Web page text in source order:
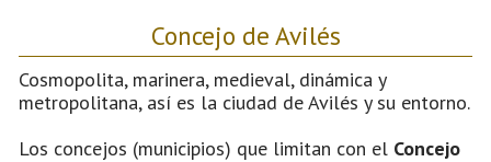
Concejo de Avilés
Cosmopolita, marinera, medieval, dinámica y
metropolitana, así es la ciudad de Avilés y su entorno.
Los concejos (municipios) que limitan con el Concejo